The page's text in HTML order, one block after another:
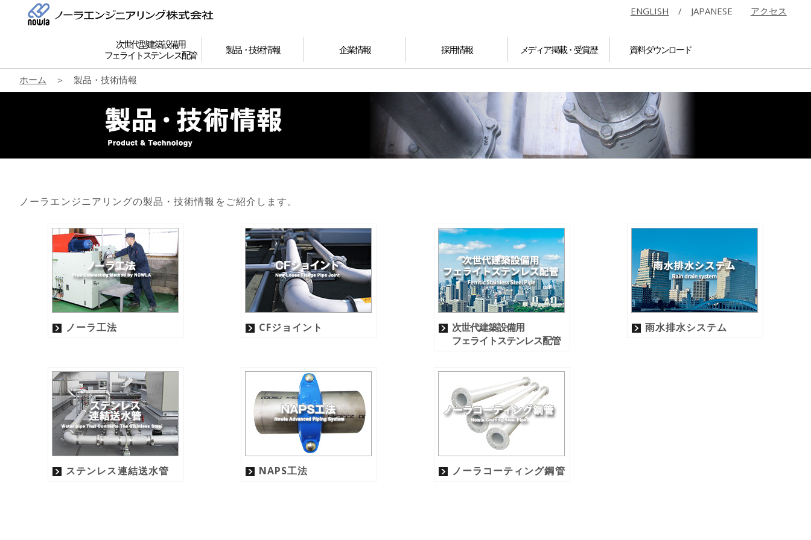
ENGLISH / JAPANESE アクセス
次世代型建築設備用
フェライトステンレス配管
製品・技術情報 企業情報 採用情報 メディア掲載・受賞歴 資料ダウンロード
ホーム ＞ 製品・技術情報
ノーラエンジニアリングの製品・技術情報をご紹介します。
ノーラ工法 CFジョイント
次世代建築設備用
フェライトステンレス配管
雨水排水システム
ステンレス連結送水管 NAPS工法 ノーラコーティング鋼管